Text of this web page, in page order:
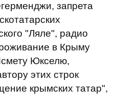
запрета
"Ляле", радио
в Крыму
Юкселю,
этих строк
крымских татар",